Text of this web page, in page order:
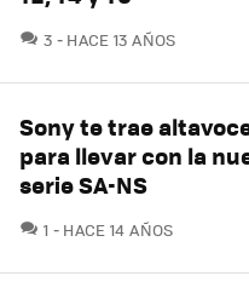
3 COMENTARIOS
HACE 13 AÑOS
Sony te trae
para llevar con la
serie SA-NS
1 COMENTARIOS
HACE 14 AÑOS